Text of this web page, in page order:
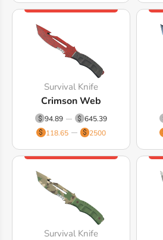
Survival Knife
Crimson Web
94.89
645.39
118.65
2500
Survival Knife